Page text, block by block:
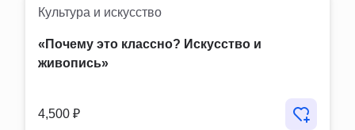
Культура и искусство
«Почему это классно? Искусство и
живопись»
4,500 ₽